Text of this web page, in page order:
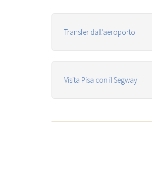
Transfer dall'aeroporto
Visita Pisa con il Segway